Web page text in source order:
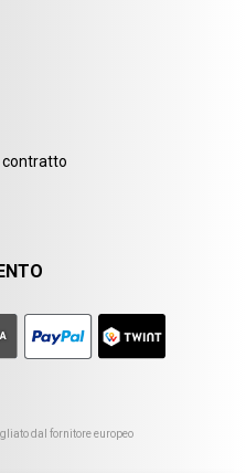
contratto
dal fornitore europeo